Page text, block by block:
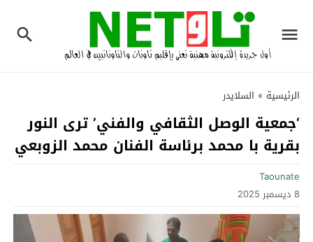
الرئيسية » السلايدر
‘جمعية الوصل الثقافي والفني’ ترى النور
بقرية با محمد برئاسة الفنان محمد الزوبعي
Taounate
8 ديسمبر 2025